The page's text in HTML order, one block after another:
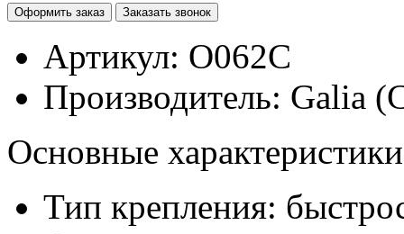
Артикул: O062C
Производитель: Galia
Основные
Тип крепления: